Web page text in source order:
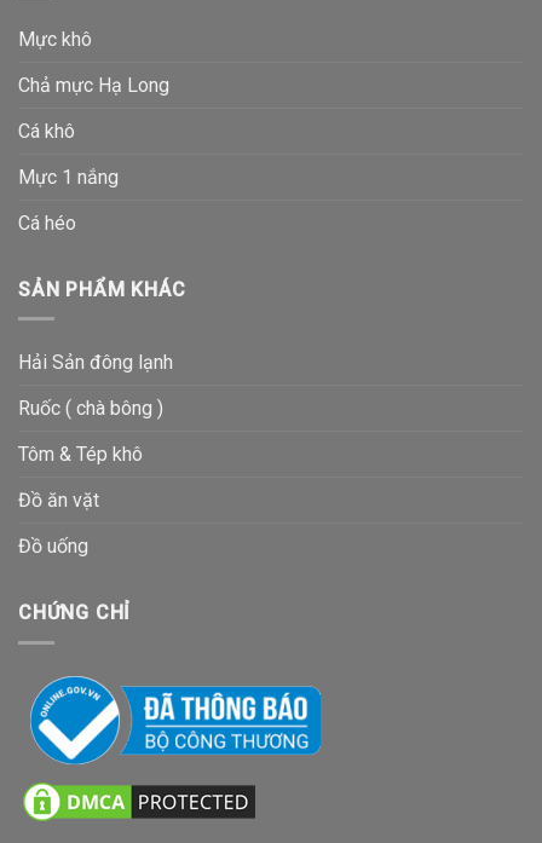
Mực khô
Chả mực Hạ Long
Cá khô
Mực 1 nắng
Cá héo
SẢN PHẨM KHÁC
Hải Sản đông lạnh
Ruốc ( chà bông )
Tôm & Tép khô
Đồ ăn vặt
Đồ uống
CHỨNG CHỈ